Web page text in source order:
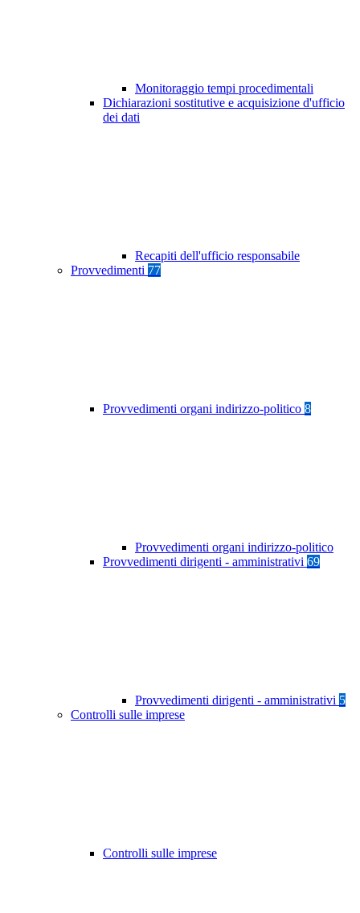
Monitoraggio tempi procedimentali
Dichiarazioni sostitutive e acquisizione d'ufficio
dei dati
Recapiti dell'ufficio responsabile
Provvedimenti 77
Provvedimenti organi indirizzo-politico 8
Provvedimenti organi indirizzo-politico
Provvedimenti dirigenti - amministrativi 69
Provvedimenti dirigenti - amministrativi 5
Controlli sulle imprese
Controlli sulle imprese